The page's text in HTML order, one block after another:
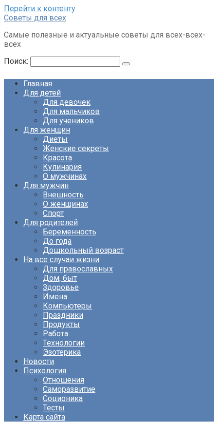
Перейти к контенту
Советы для всех
Самые полезные и актуальные советы для всех-всех-
всех
Поиск:
Главная
Для детей
Для девочек
Для мальчиков
Для учеников
Для женщин
Диеты
Женские секреты
Красота
Кулинария
О мужчинах
Для мужчин
Внешность
О женщинах
Спорт
Для родителей
Беременность
До года
Дошкольный возраст
На все случаи жизни
Для православных
Дом, быт
Здоровье
Имена
Компьютеры
Праздники
Продукты
Работа
Технологии
Эзотерика
Новости
Психология
Отношения
Саморазвитие
Соционика
Тесты
Карта сайта